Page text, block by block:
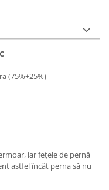
(75%+25%)
iar fețele de pernă
astfel încât perna să nu